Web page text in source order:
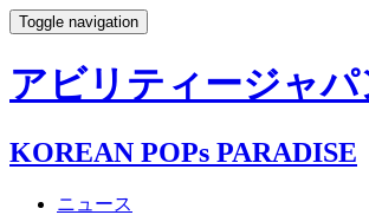
Toggle navigation
アビリティージャ
KOREAN POPs PARADISE
ニュース